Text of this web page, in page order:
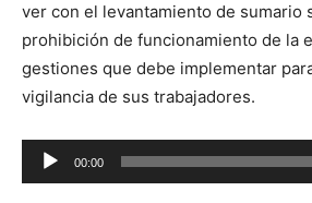
ver con el levantamiento de sumario
prohibición de funcionamiento de la
gestiones que debe implementar
vigilancia de sus trabajadores.
Reproductor
de
00:00